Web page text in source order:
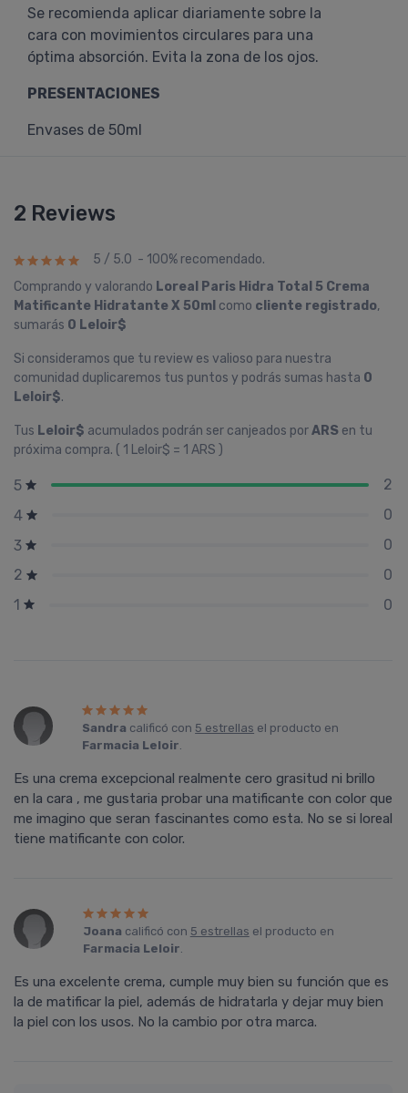
Se recomienda aplicar diariamente sobre la
cara con movimientos circulares para una
óptima absorción. Evita la zona de los ojos.
PRESENTACIONES
Envases de 50ml
2 Reviews
5 / 5.0 - 100% recomendado.
Comprando y valorando Loreal Paris Hidra Total 5 Crema
Matificante Hidratante X 50ml como cliente registrado,
sumarás 0 Leloir$
Si consideramos que tu review es valioso para nuestra
comunidad duplicaremos tus puntos y podrás sumas hasta 0
Leloir$.
Tus Leloir$ acumulados podrán ser canjeados porARS en tu
próxima compra. ( 1 Leloir$ = 1 ARS )
5
2
4
0
3
0
2
0
1
0
Sandra calificó con 5 estrellas el producto en
Farmacia Leloir.
Es una crema excepcional realmente cero grasitud ni brillo
en la cara , me gustaria probar una matificante con color que
me imagino que seran fascinantes como esta. No se si loreal
tiene matificante con color.
Joana calificó con 5 estrellas el producto en
Farmacia Leloir.
Es una excelente crema, cumple muy bien su función que es
la de matificar la piel, además de hidratarla y dejar muy bien
la piel con los usos. No la cambio por otra marca.